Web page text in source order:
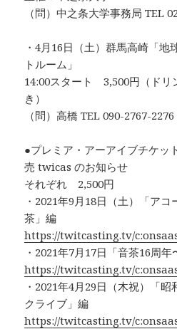
（問）中之条大学事務局 TEL
・4月16日（土）群馬高崎「地
トルーム」
14:00スタート 3,500円（ドリ
き）
（問）高橋 TEL 090-2767-2276
●プレミア・アーアイブチケッ
売 twicas のお知らせ
それぞれ 2,500円
・2021年9月18日（土）「ア
茶」編
https://twitcasting.tv/
・2021年7月17日「音茶16周
https://twitcasting.tv/
・2021年4月29日（木祝）「
クライブ」編
https://twitcasting.tv/